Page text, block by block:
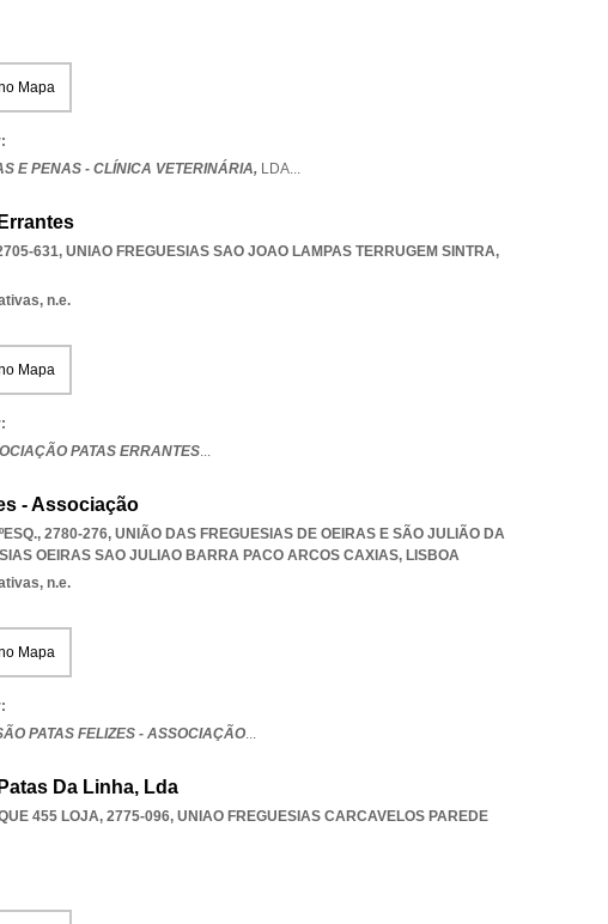
Mapa
E PENAS - CLÍNICA VETERINÁRIA, LDA...
631, UNIAO FREGUESIAS SAO JOAO LAMPAS TERRUGEM SINTRA,
n.e.
Mapa
PATAS ERRANTES...
- Associação
2780-276, UNIÃO DAS FREGUESIAS DE OEIRAS E SÃO JULIÃO DA
OEIRAS SAO JULIAO BARRA PACO ARCOS CAXIAS, LISBOA
n.e.
Mapa
PATAS FELIZES - ASSOCIAÇÃO...
Da Linha, Lda
455 LOJA, 2775-096, UNIAO FREGUESIAS CARCAVELOS PAREDE